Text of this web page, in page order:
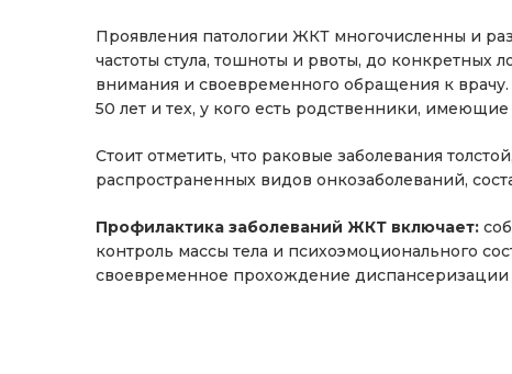
Проявления патологии ЖКТ многочисленны и
частоты стула, тошноты и рвоты, до конкретных
внимания и своевременного обращения к
50 лет и тех, у кого есть родственники,
Стоит отметить, что раковые заболевания
распространенных видов онкозаболеваний,
Профилактика заболеваний ЖКТ включает:
контроль массы тела и психоэмоционального
своевременное прохождение